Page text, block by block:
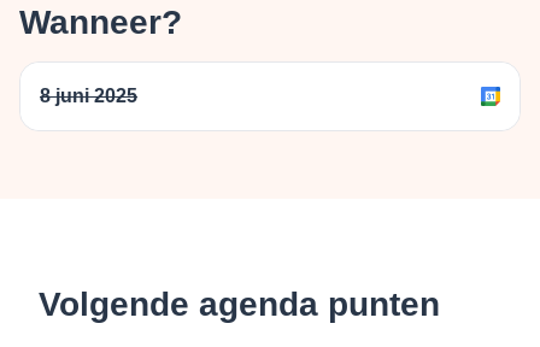
Wanneer?
8 juni 2025
Volgende agenda punten